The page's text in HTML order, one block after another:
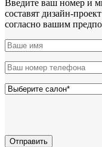
Введите ваш номер и
составят дизайн-
согласно вашим